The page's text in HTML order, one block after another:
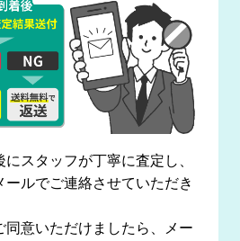
にスタッフが丁寧に査定し、
ールでご連絡させていただき
同意いただけましたら、メー